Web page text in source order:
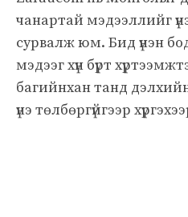
чанартай мэдээллийг
сурвалж юм. Бид үнэн
мэдээг хүн бүрт
багийнхан танд
үнэ төлбөргүйгээр